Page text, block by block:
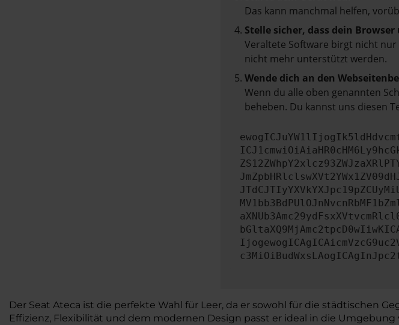
Das kann manchmal helfen,
Stelle sicher, dass dein
Veraltete Software birgt nicht
nicht mehr unterstützt werden.
Wende dich an den
Wenn du alle oben genannten
beheben. Du kannst uns diesen
Der Seat Ateca ist die perfekte Wahl für Leer, da er sowohl für die städtischen
Effizienz, Flexibilität und dem modernen Design passt er ideal in die